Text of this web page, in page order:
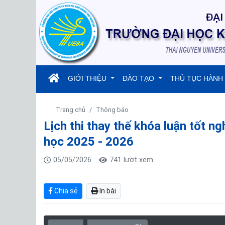
(current)
GIỚI THIỆU ĐÀO TẠO THỦ TỤC HÀNH
Trang chủ Thông báo
Lịch thi thay thế khóa luận tốt
học 2025 - 2026
05/05/2026 741 lượt xem
Chia sẻ In bài